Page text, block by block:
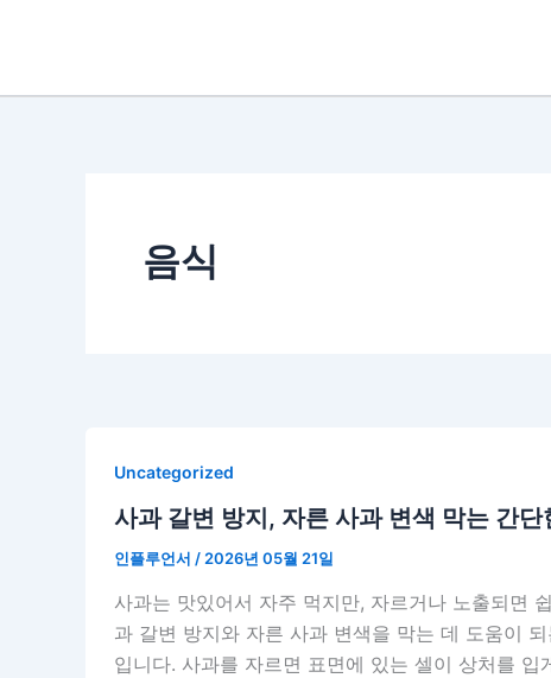
음식
Uncategorized
사과 갈변 방지, 자른 사과 변색 막는 간단
인플루언서 / 2026년 05월 21일
사과는 맛있어서 자주 먹지만, 자르거나 노출되면
과 갈변 방지와 자른 사과 변색을 막는 데 도움이
입니다. 사과를 자르면 표면에 있는 셀이 상처를